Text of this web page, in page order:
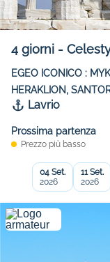
4 giorni -
EGEO ICONICO :
HERAKLION,
Lavrio
Prossima partenza
Prezzo più basso
04 Set.
2026
11 Set.
2026